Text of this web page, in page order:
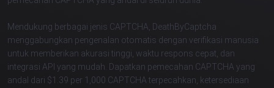
Mendukung berbagai jenis CAPTCHA, DeathByCaptcha
menggabungkan pengenalan otomatis dengan verifikasi manusia
untuk memberikan akurasi tinggi, waktu respons cepat, dan
integrasi API yang mudah. Dapatkan pemecahan CAPTCHA yang
andal dari $1.39 per 1,000 CAPTCHA terpecahkan, ketersediaan